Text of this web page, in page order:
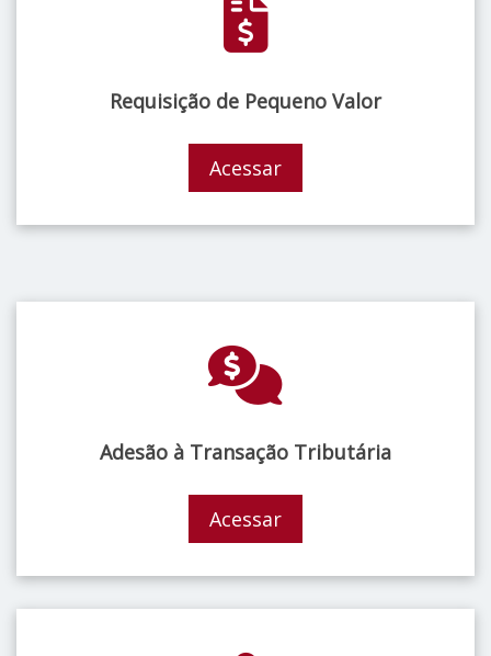
Requisição de Pequeno Valor
Acessar
Adesão à Transação Tributária
Acessar